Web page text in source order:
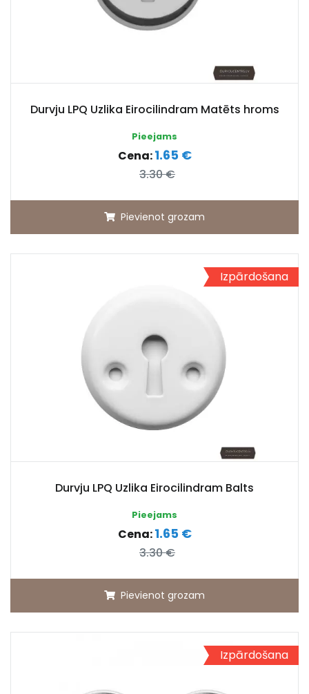
Durvju LPQ Uzlika Eirocilindram Matēts hroms
Pieejams
Cena:1.65 €
3.30 €
Pievienot grozam
Izpārdošana
Durvju LPQ Uzlika Eirocilindram Balts
Pieejams
Cena:1.65 €
3.30 €
Pievienot grozam
Izpārdošana